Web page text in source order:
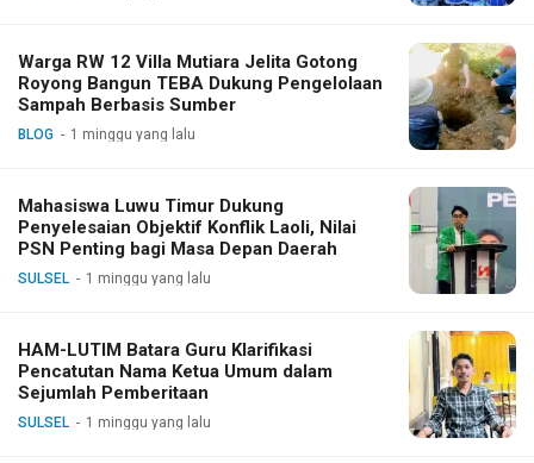
Warga RW 12 Villa Mutiara Jelita Gotong
Royong Bangun TEBA Dukung Pengelolaan
Sampah Berbasis Sumber
BLOG 1 minggu yang lalu
Mahasiswa Luwu Timur Dukung
Penyelesaian Objektif Konflik Laoli, Nilai
PSN Penting bagi Masa Depan Daerah
SULSEL 1 minggu yang lalu
HAM-LUTIM Batara Guru Klarifikasi
Pencatutan Nama Ketua Umum dalam
Sejumlah Pemberitaan
SULSEL 1 minggu yang lalu